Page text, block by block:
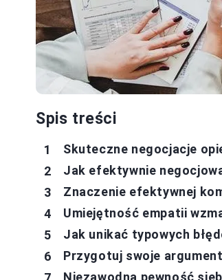
Spis treści
Skuteczne negocjacje
Jak efektywnie
Znaczenie efektywnej
Umiejętność empatii
Jak unikać typowych
Przygotuj swoje
Niezawodna pewność